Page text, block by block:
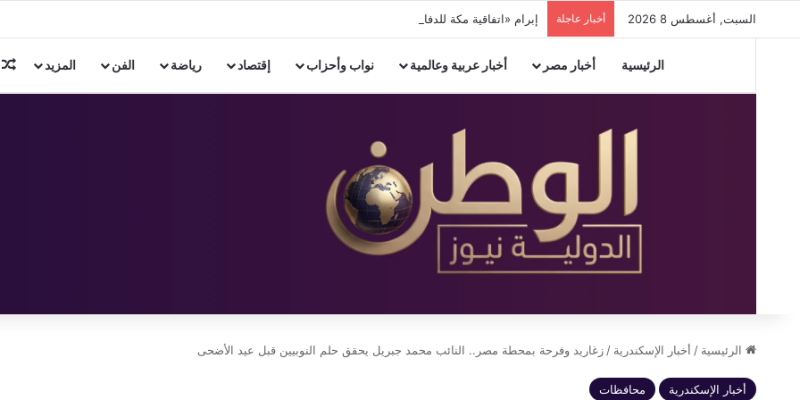
السبت, أغسطس 8 2026 أخبار عاجلة إبرام «اتفاقية مكة للدفاع المشترك» بين 3 دول إسلامية
الرئيسية أخبار مصر أخبار عربية وعالمية نواب وأحزاب إقتصاد رياضة الفن المزيد
الرئيسية / أخبار الإسكندرية / زغاريد وفرحة بمحطة مصر.. النائب محمد جبريل يحقق حلم النوبيين قبل عيد الأضحى
أخبار الإسكندرية محافظات